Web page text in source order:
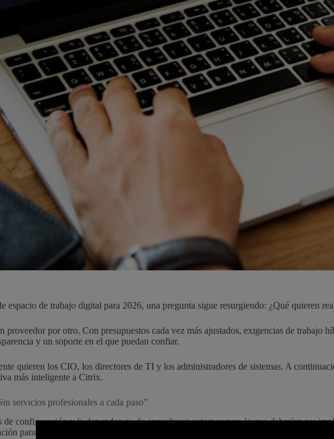
espacio de trabajo digital para 2026, una pregunta sigue resurgiendo: ¿Qué quieren
proveedor por otro. Con presupuestos cada vez más ajustados, exigencias de
y un soporte en el que puedan confiar.
quieren los CIO, los directores de TI y los administradores de sistemas. A
más inteligente a Citrix.
servicios profesionales a cada paso”
configuración y la dependencia de consultores externos para lo que deberían ser
para su puesta en marcha.